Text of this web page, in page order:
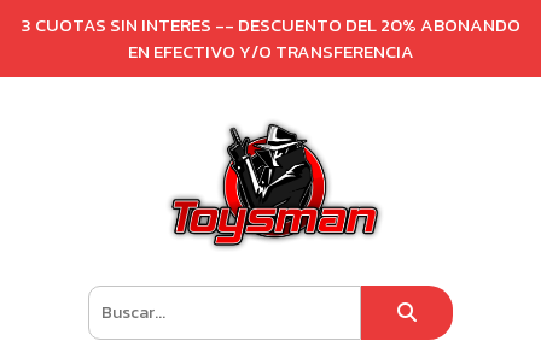
3 CUOTAS SIN INTERES -- DESCUENTO DEL 20% ABONANDO
EN EFECTIVO Y/O TRANSFERENCIA